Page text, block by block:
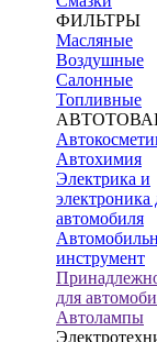
ФИЛЬТРЫ
Масляные
Воздушные
Салонные
Топливные
Автохимия
Электрика и
электроника
автомобиля
инструмент
для
Автолампы